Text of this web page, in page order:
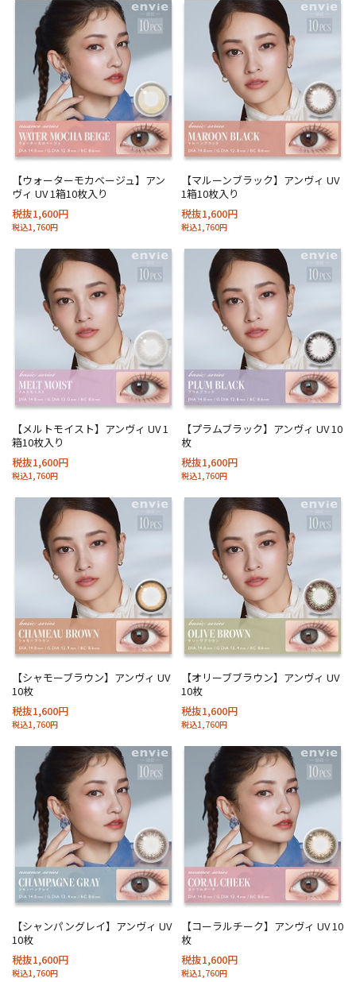
【ウォーターモカベージュ】アン
ヴィ UV 1箱10枚入り
税抜1,600円
税込1,760円
【マルーンブラック】アンヴィ UV
1箱10枚入り
税抜1,600円
税込1,760円
【メルトモイスト】アンヴィ UV 1
箱10枚入り
税抜1,600円
税込1,760円
【プラムブラック】アンヴィ UV 10
枚
税抜1,600円
税込1,760円
【シャモーブラウン】アンヴィ UV
10枚
税抜1,600円
税込1,760円
【オリーブブラウン】アンヴィ UV
10枚
税抜1,600円
税込1,760円
【シャンパングレイ】アンヴィ UV
10枚
税抜1,600円
税込1,760円
【コーラルチーク】アンヴィ UV 10
枚
税抜1,600円
税込1,760円